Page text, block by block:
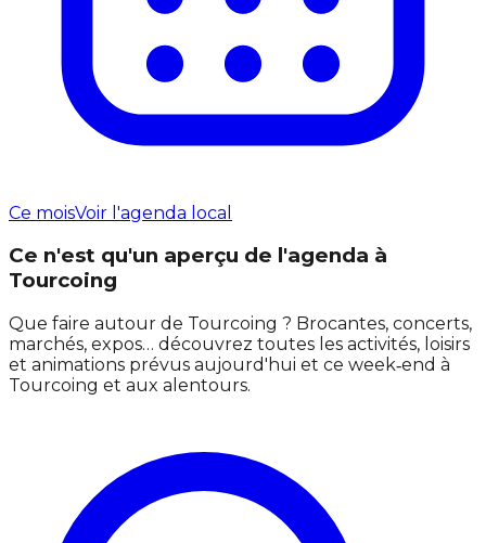
Ce moisVoir l'agenda local
Ce n'est qu'un aperçu de l'agenda à
Tourcoing
Que faire autour de Tourcoing ? Brocantes, concerts,
marchés, expos… découvrez toutes les activités, loisirs
et animations prévus aujourd'hui et ce week‑end à
Tourcoing et aux alentours.